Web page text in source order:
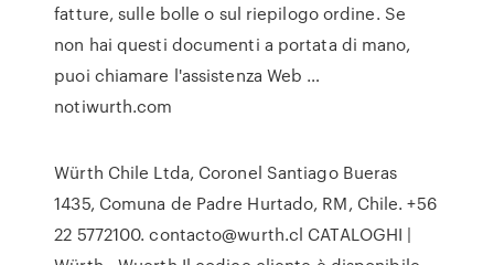
fatture, sulle bolle o sul riepilogo ordine. Se
non hai questi documenti a portata di mano,
puoi chiamare l'assistenza Web …
notiwurth.com
Würth Chile Ltda, Coronel Santiago Bueras
1435, Comuna de Padre Hurtado, RM, Chile. +56
22 5772100. contacto@wurth.cl CATALOGHI |